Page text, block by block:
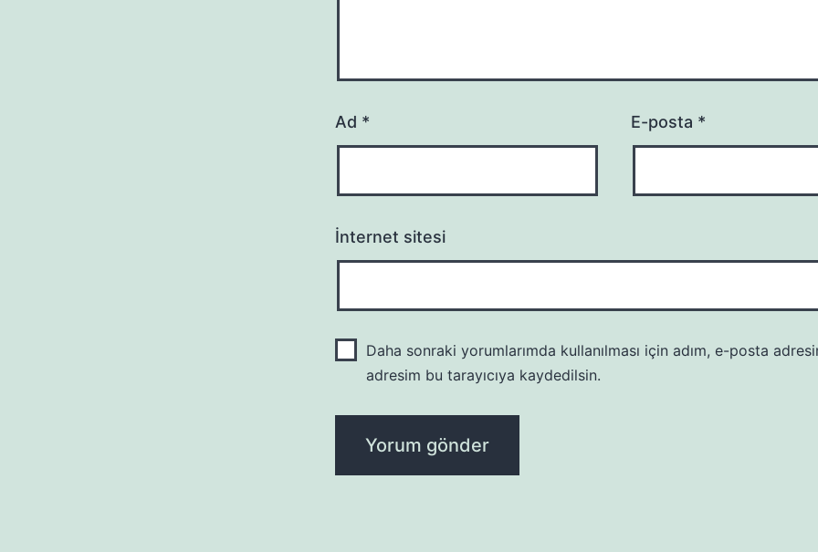
Ad * E-posta *
İnternet sitesi
Daha sonraki yorumlarımda kullanılması için adım, e-posta
adresim bu tarayıcıya kaydedilsin.